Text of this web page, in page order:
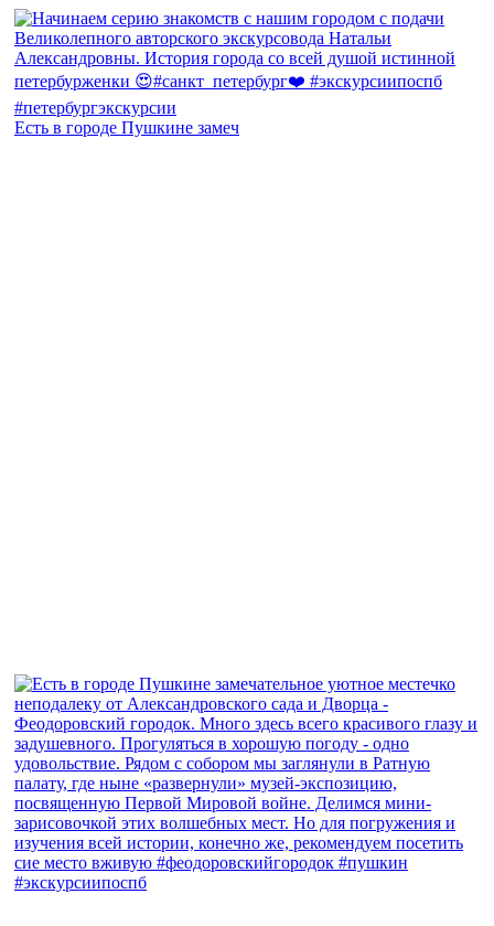
Есть в городе Пушкине замеч